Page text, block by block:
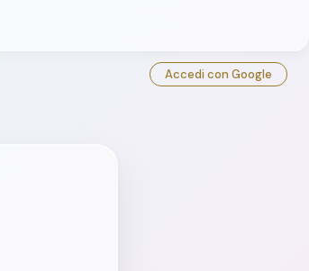
Accedi con Google